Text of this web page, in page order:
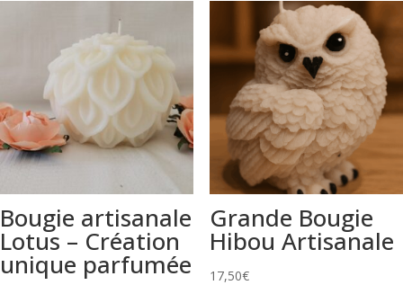
Bougie artisanale
Lotus – Création
unique parfumée
Grande Bougie
Hibou Artisanale
17,50€